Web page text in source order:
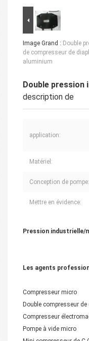
Image Grand : Double
de compresseur de
aluminium
Double pression
description de
application:
Matériel:
Conception de pompe:
Mettre en évidence:
Pression industrielle/
Les agents
Compresseur micro
Double compresseur
Compresseur
Pompe à vide micro